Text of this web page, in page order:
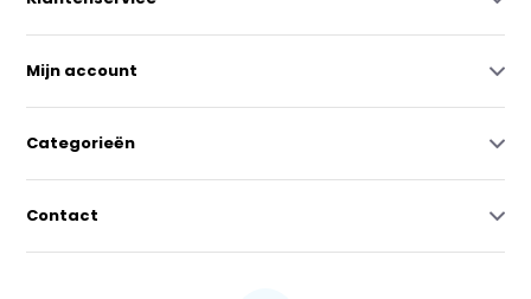
Mijn account
Categorieën
Contact